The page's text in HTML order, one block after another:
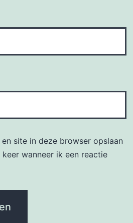
site in deze browser opslaan
wanneer ik een reactie